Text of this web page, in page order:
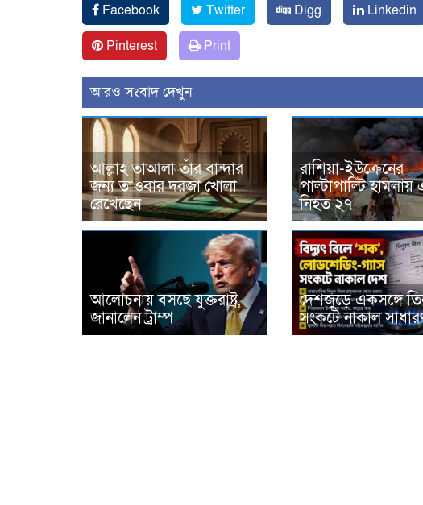
Facebook Twitter Digg Linkedin
Pinterest
Print
আরও সংবাদ দেখুন
আল্লাহ তাআলা তাঁর বান্দার
জন্য তাওবার দরজা খোলা
রেখেছেন
রাশিয়া-ইউক্রেনের
পাল্টাপাল্টি
নিহত ২৭
আলোচনায় বসছে যুক্তরাষ্ট্র,
জানালেন ট্রাম্প
দেশজুড়ে একসঙ্গে
সংকটে নাকাল